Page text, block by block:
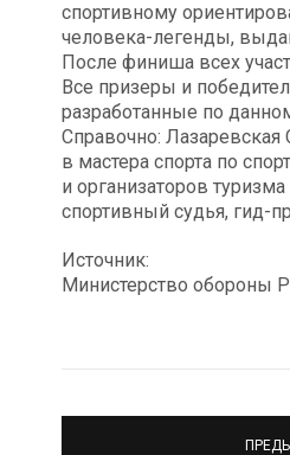
спортивному
человека-легенды,
После финиша всех
Все призеры и
разработанные по
Справочно: Лазаревская
в мастера спорта по
и организаторов
спортивный судья, гид-
Источник:
Министерство обороны